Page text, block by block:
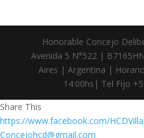
Honorable Concejo
Avenida 5 N°522 |
Aires | Argentina |
14:00hs| Tel Fijo
Share This
https://www.facebook.com/
Concejohcd@gmail.com